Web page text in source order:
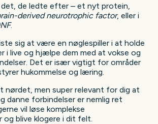
de ledte efter – et nyt protein,
derived neurotrophic factor, eller i
.
sig at være en nøglespiller i at holde
i live og hjælpe dem med at vokse og
Det er især vigtigt for områder
hukommelse og læring.
nørdet, men super relevant for dig at
danne forbindelser er nemlig ret
vil løse komplekse
og blive klogere i dit felt.